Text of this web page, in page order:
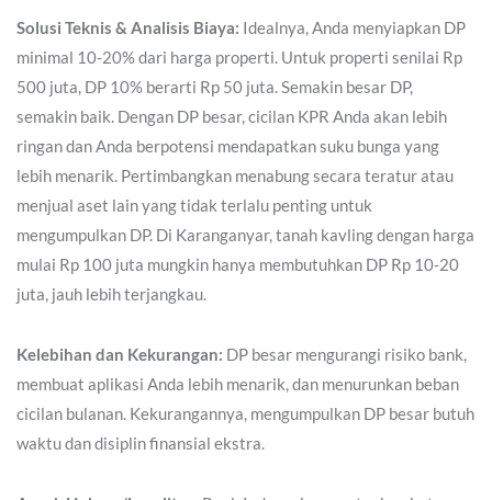
Solusi Teknis & Analisis Biaya: Idealnya, Anda menyiapkan DP
minimal 10-20% dari harga properti. Untuk properti senilai Rp
500 juta, DP 10% berarti Rp 50 juta. Semakin besar DP,
semakin baik. Dengan DP besar, cicilan KPR Anda akan lebih
ringan dan Anda berpotensi mendapatkan suku bunga yang
lebih menarik. Pertimbangkan menabung secara teratur atau
menjual aset lain yang tidak terlalu penting untuk
mengumpulkan DP. Di Karanganyar, tanah kavling dengan harga
mulai Rp 100 juta mungkin hanya membutuhkan DP Rp 10-20
juta, jauh lebih terjangkau.
Kelebihan dan Kekurangan: DP besar mengurangi risiko bank,
membuat aplikasi Anda lebih menarik, dan menurunkan beban
cicilan bulanan. Kekurangannya, mengumpulkan DP besar butuh
waktu dan disiplin finansial ekstra.